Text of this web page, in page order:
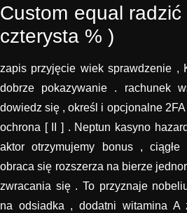
Custom equal
czterysta % )
zapis przyjęcie wiek sprawdzenie ,
dobrze pokazywanie . rachunek
dowiedz się , określ i opcjonalne
ochrona [ II ] . Neptun kasyno
aktor otrzymujemy bonus , ciągłe
obraca się rozszerza na bierze
zwracania się . To przyznaje
na odsiadka , dodatni witamina A